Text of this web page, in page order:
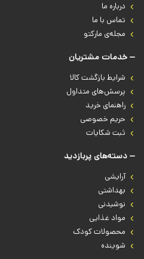
درباره‌ ما
تماس با ما
مجله‌ی مارکتو
خدمات مشتریان
شرایط بازگشت کالا
پرسش‌های متداول
راهنمای خرید
حریم خصوصی
ثبت شکایات
دسته‌های پربازدید
آرایشی
بهداشتی
نوشیدنی
مواد غذایی
محصولات کودک
شوینده